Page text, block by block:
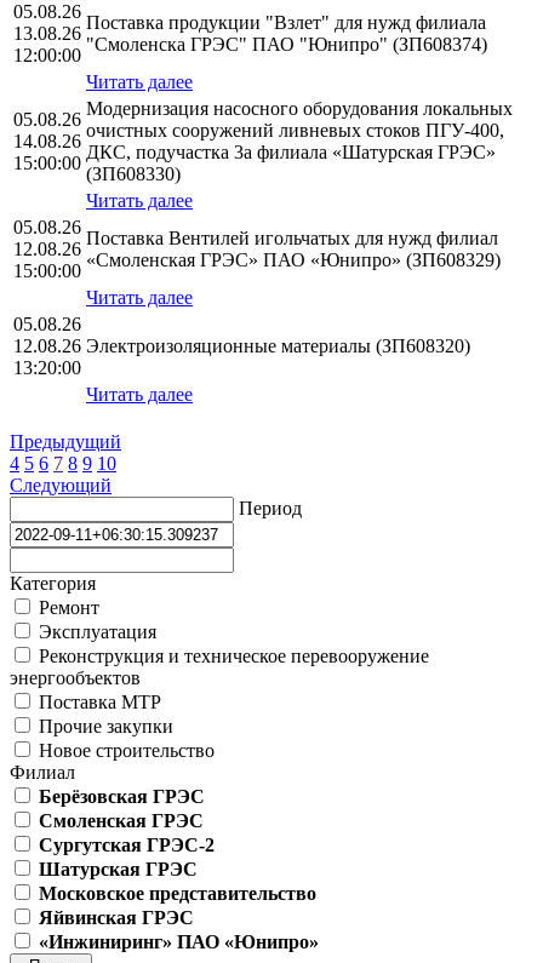
05.08.26
13.08.26
12:00:00
Поставка продукции "Взлет" для нужд филиала
"Смоленска ГРЭС" ПАО "Юнипро" (ЗП608374)
Читать далее
05.08.26
14.08.26
15:00:00
Модернизация насосного оборудования локальных
очистных сооружений ливневых стоков ПГУ-400,
ДКС, подучастка 3а филиала «Шатурская ГРЭС»
(ЗП608330)
Читать далее
05.08.26
12.08.26
15:00:00
Поставка Вентилей игольчатых для нужд филиал
«Смоленская ГРЭС» ПАО «Юнипро» (ЗП608329)
Читать далее
05.08.26
12.08.26
13:20:00
Электроизоляционные материалы (ЗП608320)
Читать далее
Предыдущий
4 5 6 7 8 9 10
Следующий
Период
Категория
Ремонт
Эксплуатация
Реконструкция и техническое перевооружение
энергообъектов
Поставка МТР
Прочие закупки
Новое строительство
Филиал
Берёзовская ГРЭС
Смоленская ГРЭС
Сургутская ГРЭС-2
Шатурская ГРЭС
Московское представительство
Яйвинская ГРЭС
«Инжиниринг» ПАО «Юнипро»